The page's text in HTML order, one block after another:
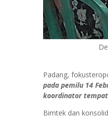
Padang,
pada pemilu 14
koordinator tempat
Bimtek dan